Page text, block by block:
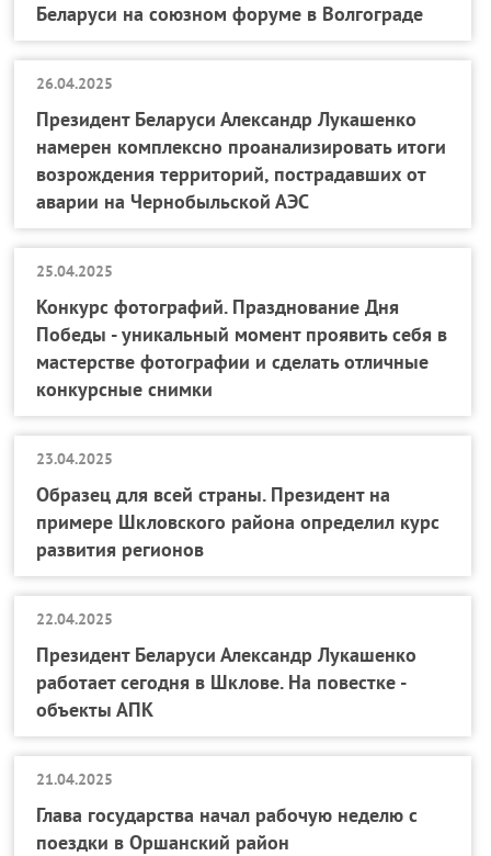
Беларуси на союзном форуме в Волгограде
26.04.2025
Президент Беларуси Александр Лукашенко
намерен комплексно проанализировать итоги
возрождения территорий, пострадавших от
аварии на Чернобыльской АЭС
25.04.2025
Конкурс фотографий. Празднование Дня
Победы - уникальный момент проявить себя в
мастерстве фотографии и сделать отличные
конкурсные снимки
23.04.2025
Образец для всей страны. Президент на
примере Шкловского района определил курс
развития регионов
22.04.2025
Президент Беларуси Александр Лукашенко
работает сегодня в Шклове. На повестке -
объекты АПК
21.04.2025
Глава государства начал рабочую неделю с
поездки в Оршанский район